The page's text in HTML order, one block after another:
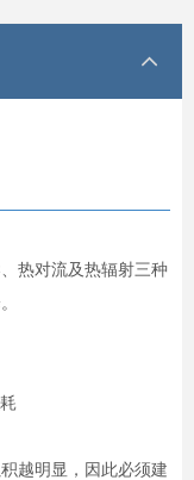
热对流及热辐射三种
越明显，因此必须建